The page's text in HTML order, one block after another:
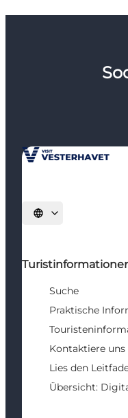
Sprache auswählen
Suche
Praktische
Kontaktiere uns
Lies den
Übersicht: